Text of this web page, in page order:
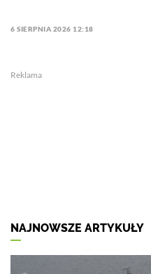
6 SIERPNIA 2026 12:18
Reklama
NAJNOWSZE ARTYKUŁY